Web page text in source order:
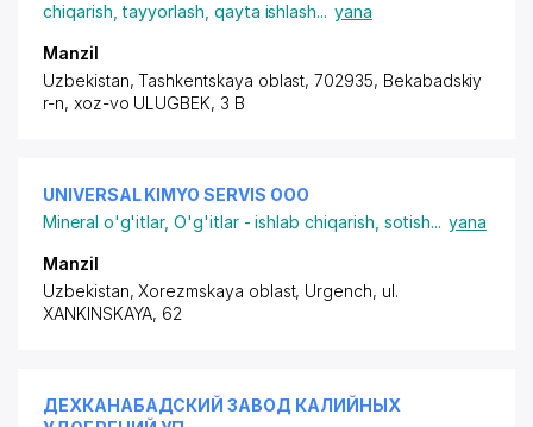
chiqarish, tayyorlash, qayta ishlash... yana
Manzil
Uzbekistan, Tashkentskaya oblast, 702935, Bekabadskiy
r-n, xoz-vo ULUGBEK, 3 B
UNIVERSAL KIMYO SERVIS ООО
Mineral o'g'itlar,O'g'itlar - ishlab chiqarish, sotish... yana
Manzil
Uzbekistan, Xorezmskaya oblast, Urgench, ul.
XANKINSKAYA, 62
ДЕХКАНАБАДСКИЙ ЗАВОД КАЛИЙНЫХ